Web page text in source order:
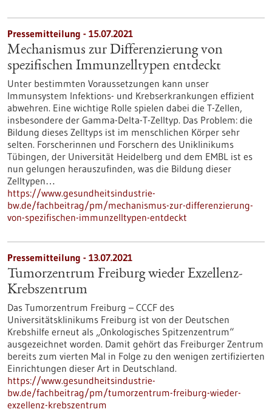
Pressemitteilung - 15.07.2021
Mechanismus zur Differenzierung von
spezifischen Immunzelltypen entdeckt
Unter bestimmten Voraussetzungen kann unser
Immunsystem Infektions- und Krebserkrankungen effizient
abwehren. Eine wichtige Rolle spielen dabei die T-Zellen,
insbesondere der Gamma-Delta-T-Zelltyp. Das Problem: die
Bildung dieses Zelltyps ist im menschlichen Körper sehr
selten. Forscherinnen und Forschern des Uniklinikums
Tübingen, der Universität Heidelberg und dem EMBL ist es
nun gelungen herauszufinden, was die Bildung dieser
Zelltypen…
https://www.gesundheitsindustrie-
bw.de/fachbeitrag/pm/mechanismus-zur-differenzierung-
von-spezifischen-immunzelltypen-entdeckt
Pressemitteilung - 13.07.2021
Tumorzentrum Freiburg wieder Exzellenz-
Krebszentrum
Das Tumorzentrum Freiburg – CCCF des
Universitätsklinikums Freiburg ist von der Deutschen
Krebshilfe erneut als „Onkologisches Spitzenzentrum“
ausgezeichnet worden. Damit gehört das Freiburger Zentrum
bereits zum vierten Mal in Folge zu den wenigen zertifizierten
Einrichtungen dieser Art in Deutschland.
https://www.gesundheitsindustrie-
bw.de/fachbeitrag/pm/tumorzentrum-freiburg-wieder-
exzellenz-krebszentrum